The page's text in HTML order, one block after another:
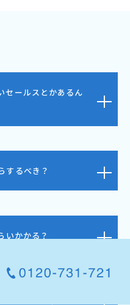
セールスとかあるん
するべき？
いかかる？